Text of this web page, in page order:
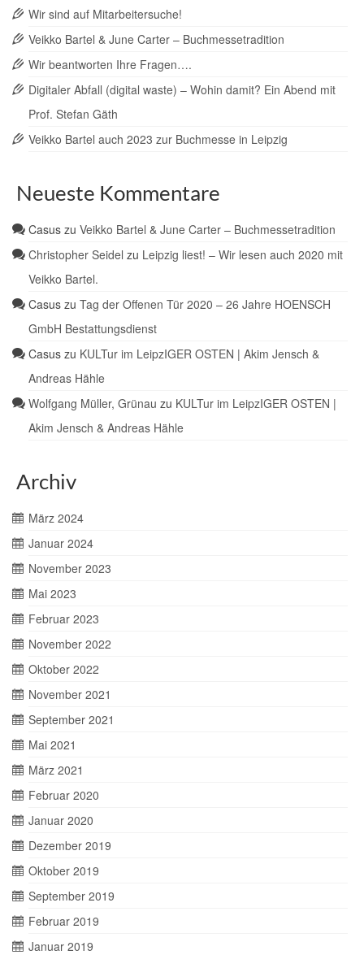
Wir sind auf Mitarbeitersuche!
Veikko Bartel & June Carter – Buchmessetradition
Wir beantworten Ihre Fragen….
Digitaler Abfall (digital waste) – Wohin damit? Ein Abend mit
Prof. Stefan Gäth
Veikko Bartel auch 2023 zur Buchmesse in Leipzig
Neueste Kommentare
Casus zu Veikko Bartel & June Carter – Buchmessetradition
Christopher Seidel zu Leipzig liest! – Wir lesen auch 2020 mit
Veikko Bartel.
Casus zu Tag der Offenen Tür 2020 – 26 Jahre HOENSCH
GmbH Bestattungsdienst
Casus zu KULTur im LeipzIGER OSTEN | Akim Jensch &
Andreas Hähle
Wolfgang Müller, Grünau zu KULTur im LeipzIGER OSTEN |
Akim Jensch & Andreas Hähle
Archiv
März 2024
Januar 2024
November 2023
Mai 2023
Februar 2023
November 2022
Oktober 2022
November 2021
September 2021
Mai 2021
März 2021
Februar 2020
Januar 2020
Dezember 2019
Oktober 2019
September 2019
Februar 2019
Januar 2019